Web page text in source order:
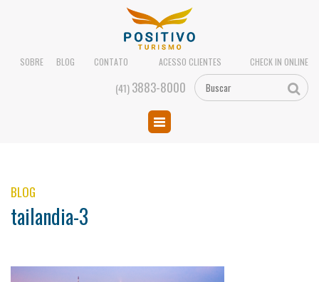
SOBRE BLOG CONTATO ACESSO CLIENTES CHECK IN ONLINE
(41)3883-8000
BLOG
tailandia-3